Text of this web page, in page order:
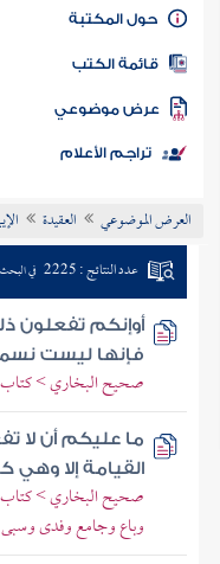
كتاب الأمة
المكتبة
الكتب
موضوعي
تراجم الأعلام
العرض الموضوعي العقيدة
عدد النتائج : 2225 في
أوإنكم تفعلون
فإنها ليست
صحيح البخاري > كتاب
ما عليكم أن لا
القيامة إلا وهي
صحيح البخاري >
وباع وجامع وفدى وسبى